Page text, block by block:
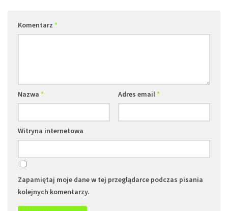
Komentarz *
Nazwa * Adres email*
Witryna internetowa
Zapamiętaj moje dane w tej przeglądarce podczas pisania
kolejnych komentarzy.